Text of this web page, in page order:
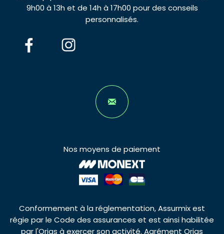
9h00 à 13h et de 14h à 17h00 pour des conseils
personnalisés.
Nos moyens de paiement
Conformement à la réglementation, Assurmix est
régie par le Code des assurances et est ainsi habilitée
par l'Orias à exercer son activité. Agrément Orias